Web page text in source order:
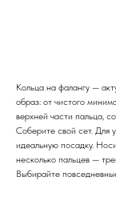
Кольца на фалангу —
образ: от чистого
верхней части пальца,
Соберите свой сет. Для
идеальную посадку.
несколько пальцев —
Выбирайте